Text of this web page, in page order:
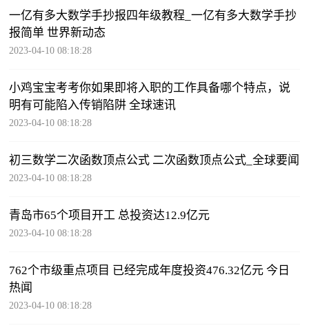
一亿有多大数学手抄报四年级教程_一亿有多大数学手抄
报简单 世界新动态
2023-04-10 08:18:28
小鸡宝宝考考你如果即将入职的工作具备哪个特点，说
明有可能陷入传销陷阱 全球速讯
2023-04-10 08:18:28
初三数学二次函数顶点公式 二次函数顶点公式_全球要闻
2023-04-10 08:18:28
青岛市65个项目开工 总投资达12.9亿元
2023-04-10 08:18:28
762个市级重点项目 已经完成年度投资476.32亿元 今日
热闻
2023-04-10 08:18:28